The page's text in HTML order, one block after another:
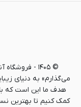
© ۱۴۰۵ - فروشگاه
می‌گذارم» به دنیای
هدف ما این است که با
کمک کنیم تا بهترین